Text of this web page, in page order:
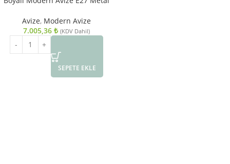
Avize, Modern Avize
7.005,36 ₺ (KDV Dahil)
SEPETE EKLE